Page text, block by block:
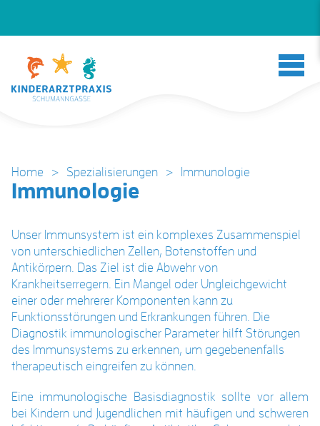
Home > Spezialisierungen > Immunologie
Immunologie
Unser Immunsystem ist ein komplexes Zusammenspiel
von unterschiedlichen Zellen, Botenstoffen und
Antikörpern. Das Ziel ist die Abwehr von
Krankheitserregern. Ein Mangel oder Ungleichgewicht
einer oder mehrerer Komponenten kann zu
Funktionsstörungen und Erkrankungen führen. Die
Diagnostik immunologischer Parameter hilft Störungen
des Immunsystems zu erkennen, um gegebenenfalls
therapeutisch eingreifen zu können.
Eine immunologische Basisdiagnostik sollte vor allem
bei Kindern und Jugendlichen mit häufigen und schweren